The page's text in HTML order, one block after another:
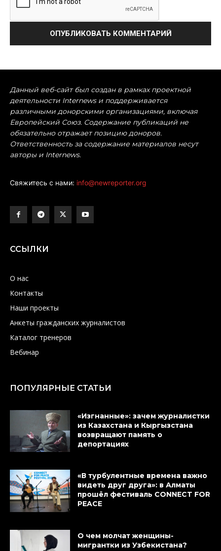
Данный веб-сайт был создан в рамках проектной
деятельности Internews и поддерживается
различными донорскими организациями, включая
Европейский Союз. Содержание публикаций не
обязательно отражает позицию доноров.
Ответственность за содержание материалов несут
авторы и Internews.
Свяжитесь с нами: info@newreporter.org
ССЫЛКИ
О нас
Контакты
Наши проекты
Анкеты гражданских журналистов
Каталог тренеров
Вебинар
ПОПУЛЯРНЫЕ СТАТЬИ
«Изгнанные»: зачем журналистки
из Казахстана и Кыргызстана
возвращают память о
депортациях
«В турбулентные времена важно
видеть друг друга»: в Алматы
прошёл фестиваль CONNECT FOR
PEACE
О чем молчат женщины-
мигрантки из Узбекистана?